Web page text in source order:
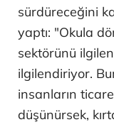
sürdüreceğini
yaptı: "Okula
sektörünü
ilgilendiriyor.
insanların
düşünürsek,